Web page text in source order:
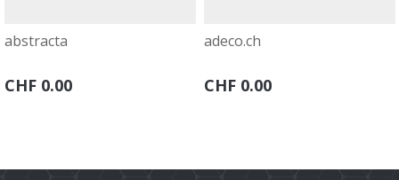
abstracta
CHF 0.00
adeco.ch
CHF 0.00